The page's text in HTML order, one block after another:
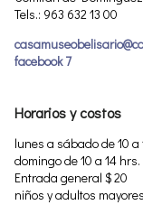
Tels.: 963 632 13 00
facebook 7
Horarios y costos
lunes a sábado de 10 a
domingo de 10 a 14 hrs.
Entrada general $ 20
niños y adultos